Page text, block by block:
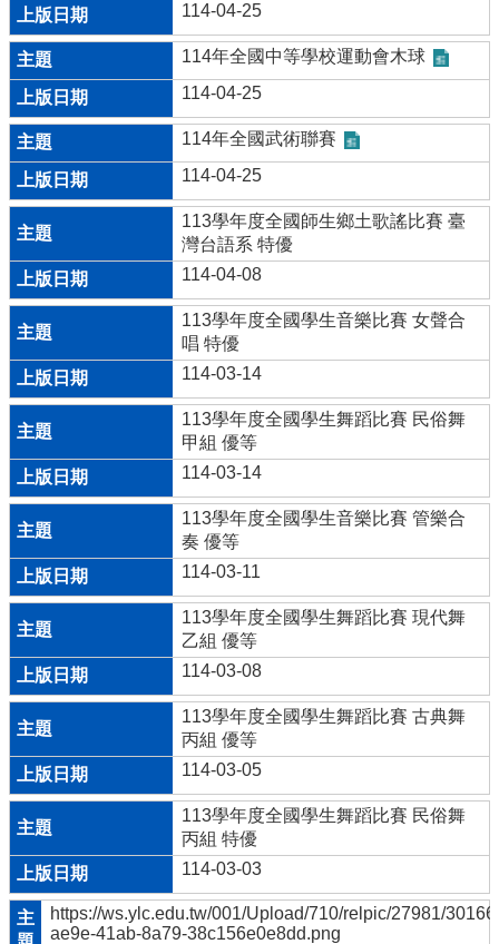
114-04-25
114年全國中等學校運動會木球
114-04-25
114年全國武術聯賽
114-04-25
113學年度全國師生鄉土歌謠比賽 臺
灣台語系 特優
114-04-08
113學年度全國學生音樂比賽 女聲合
唱 特優
114-03-14
113學年度全國學生舞蹈比賽 民俗舞
甲組 優等
114-03-14
113學年度全國學生音樂比賽 管樂合
奏 優等
114-03-11
113學年度全國學生舞蹈比賽 現代舞
乙組 優等
114-03-08
113學年度全國學生舞蹈比賽 古典舞
丙組 優等
114-03-05
113學年度全國學生舞蹈比賽 民俗舞
丙組 特優
114-03-03
https://ws.ylc.edu.tw/001/Upload/710/relpic/27981/
ae9e-41ab-8a79-38c156e0e8dd.png